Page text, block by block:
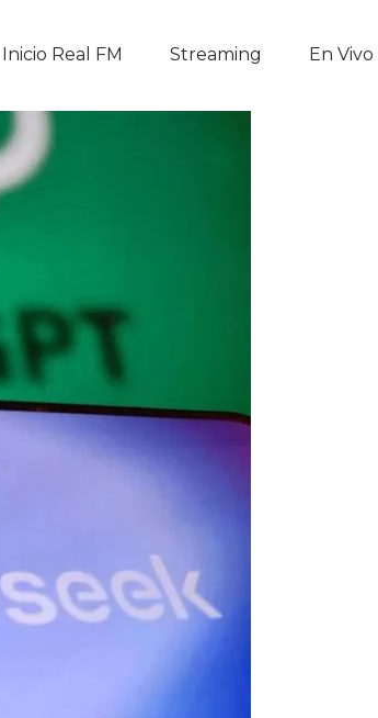
Inicio Real FM Streaming En Vivo
La APP
Nosotros